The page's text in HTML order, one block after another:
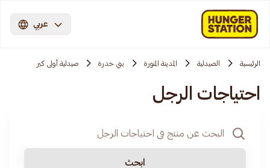
عربي
الرئيسية الصيدلية المدينة المنورة بني خدرة صيدلية أولى كير
احتياجات الرجل
ابحث